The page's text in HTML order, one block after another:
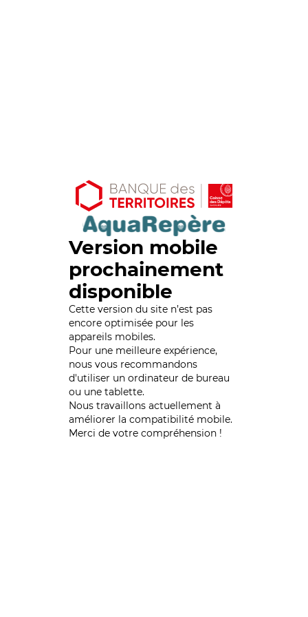
Version mobile
prochainement
disponible
Cette version du site n’est pas
encore optimisée pour les
appareils mobiles.
Pour une meilleure expérience,
nous vous recommandons
d'utiliser un ordinateur de bureau
ou une tablette.
Nous travaillons actuellement à
améliorer la compatibilité mobile.
Merci de votre compréhension !